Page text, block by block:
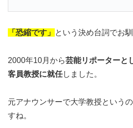
「恐縮です」 という決め台詞でお
2000年10月から芸能リポーターと
客員教授に就任しました。
元アナウンサーで大学教授という
すね。